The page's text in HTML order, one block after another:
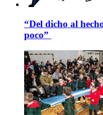
“Del dicho al
poco”